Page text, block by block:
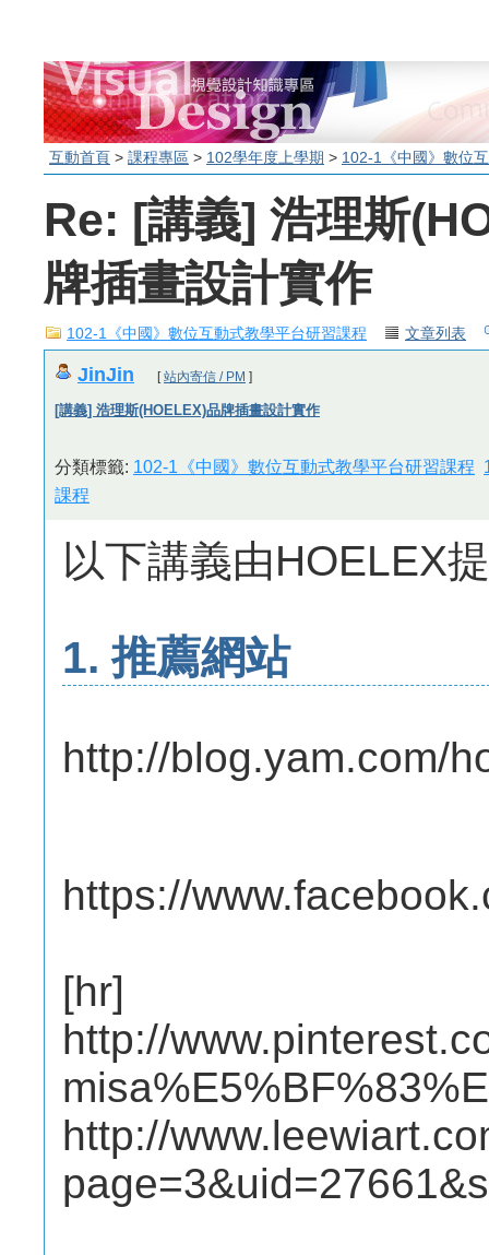
互動首頁 > 課程專區 > 102學年度上學期 > 102-1《中國》數位
Re: [講義] 浩理斯
牌插畫設計實作
102-1《中國》數位互動式教學平台研習課程 文章列表
JinJin [站內寄信 / PM ]
[講義] 浩理斯(HOELEX)品牌插畫設計實作
分類標籤: 102-1《中國》數位互動式教學平台研習課程
課程
以下講義由HOELEX
1. 推薦網站
http://blog.yam.com/
https://
[hr]
http://
http://